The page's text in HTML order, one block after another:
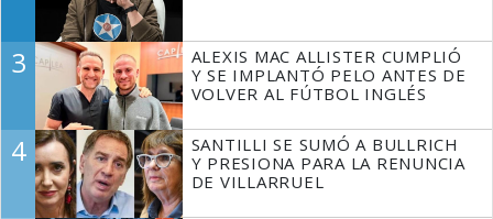
3
ALEXIS MAC ALLISTER CUMPLIÓ
Y SE IMPLANTÓ PELO ANTES DE
VOLVER AL FÚTBOL INGLÉS
4
SANTILLI SE SUMÓ A BULLRICH
Y PRESIONA PARA LA RENUNCIA
DE VILLARRUEL